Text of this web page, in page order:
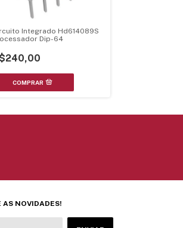
Integrado Hd614089S
Dip-64
AS NOVIDADES!